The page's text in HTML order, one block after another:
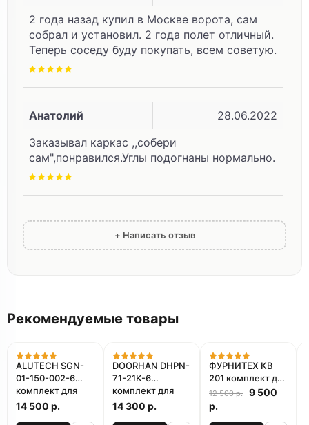
2 года назад купил в Москве ворота, сам
собрал и установил. 2 года полет отличный.
Теперь соседу буду покупать, всем советую.
Анатолий
28.06.2022
Заказывал каркас ,,собери
сам",понравился.Углы подогнаны нормально.
+ Написать отзыв
Рекомендуемые товары
ALUTECH SGN-
01-150-002-6
комплект для
откатных ворот
14 500 р.
DOORHAN DHPN-
71-21K-6
комплект для
откатных ворот
14 300 р.
Акция
ФУРНИТЕХ КВ
201 комплект для
откатных ворот
12 500 р.
9 500
р.